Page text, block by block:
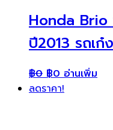
Honda Brio
ปี2013 รถเก๋
฿0 ฿0 อ่านเพิ่ม
ลดราคา!